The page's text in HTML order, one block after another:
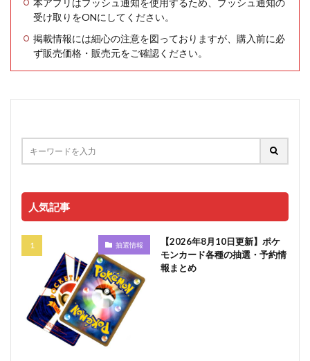
本アプリはプッシュ通知を使用するため、プッシュ通知の
受け取りをONにしてください。
掲載情報には細心の注意を図っておりますが、購入前に必
ず販売価格・販売元をご確認ください。
人気記事
抽選情報
【2026年8月10日更新】ポケ
モンカード各種の抽選・予約情
報まとめ